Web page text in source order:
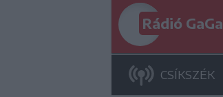
Rádió GaGa
CSÍKSZÉK